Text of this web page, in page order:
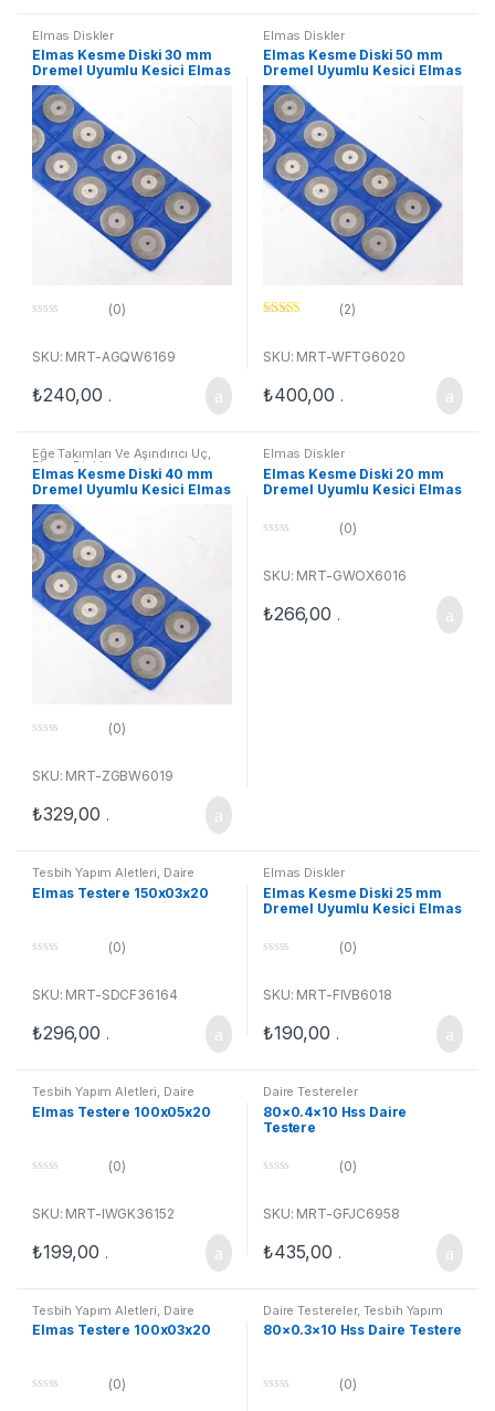
Elmas Diskler
Elmas Kesme Diski 30 mm
Dremel Uyumlu Kesici Elmas
Testere (10 Adet)
u
f
5
(0)
SKU: MRT-AGQW6169
₺240,00 .
Elmas Diskler
Elmas Kesme Diski 50 mm
Dremel Uyumlu Kesici Elmas
Testere
(2)
SKU: MRT-WFTG6020
₺400,00 .
Eğe Takımları Ve Aşındırıcı Uç,
Elmas Diskler
Elmas Kesme Diski 40 mm
Dremel Uyumlu Kesici Elmas
Testere
u
f
5
(0)
SKU: MRT-ZGBW6019
₺329,00 .
Elmas Diskler
Elmas Kesme Diski 20 mm
Dremel Uyumlu Kesici Elmas
u
f
5
(0)
SKU: MRT-GWOX6016
₺266,00 .
Tesbih Yapım Aletleri, Daire
Testereler
Elmas Testere 150x03x20
u
t
f
5
(0)
SKU: MRT-SDCF36164
₺296,00 .
Elmas Diskler
Elmas Kesme Diski 25 mm
Dremel Uyumlu Kesici Elmas
u
t
f
5
(0)
SKU: MRT-FIVB6018
₺190,00 .
Tesbih Yapım Aletleri, Daire
Testereler
Elmas Testere 100x05x20
u
t
f
5
(0)
SKU: MRT-IWGK36152
₺199,00 .
Daire Testereler
80×0.4×10 Hss Daire
Testere
u
t
f
5
(0)
SKU: MRT-GFJC6958
₺435,00 .
Tesbih Yapım Aletleri Daire
Testereler
Elmas Testere 100x03x20
(0)
Daire Testereler, Tesbih Yapım
Aletleri
80×0.3×10 Hss Daire Testere
(0)